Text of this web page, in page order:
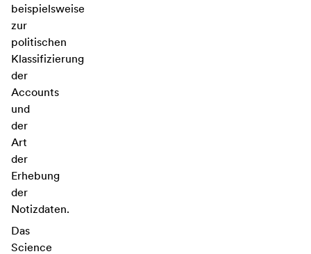
beispielsweise
zur
politischen
Klassifizierung
der
Accounts
und
der
Art
der
Erhebung
der
Notizdaten.
Das
Science